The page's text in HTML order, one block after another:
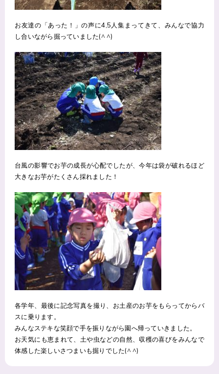
お友達の「あった！」の声に4,5人集まってきて、みんなで協力
し合いながら掘っていました(^ ^)
台風の影響でお芋の成長が心配でしたが、今年は袋が破れるほど
大きなお芋がたくさん採れました！
各学年、最後に記念写真を撮り、お土産のお芋をもらってからバ
スに乗ります。
みんなステキな笑顔で手を振りながら園へ帰っていきました。
お天気にも恵まれて、土や虫などの自然、収穫の喜びをみんなで
体感した楽しいさつまいも掘りでした(^ ^)